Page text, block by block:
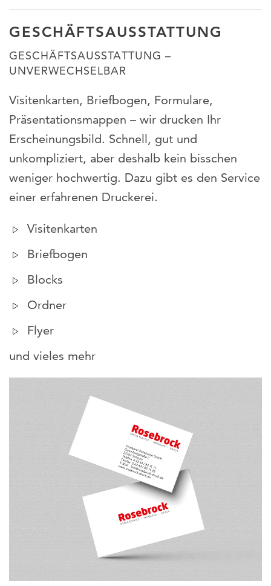
GESCHÄFTSAUSSTATTUNG
GESCHÄFTSAUSSTATTUNG –
UNVERWECHSELBAR
Visitenkarten, Briefbogen, Formulare,
Präsentationsmappen – wir drucken Ihr
Erscheinungsbild. Schnell, gut und
unkompliziert, aber deshalb kein bisschen
weniger hochwertig. Dazu gibt es den Service
einer erfahrenen Druckerei.
Visitenkarten
Briefbogen
Blocks
Ordner
Flyer
und vieles mehr